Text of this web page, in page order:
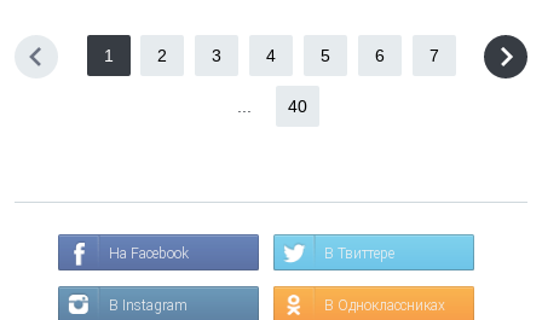
1 2 3 4 5 6 7
40
На Facebook В Твиттере
В Instagram В Одноклассниках